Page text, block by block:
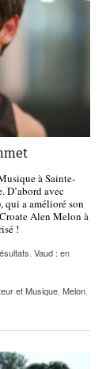
à Sainte-
D’abord avec
qui a amélioré son
Alen Melon à
!
Vaud : en
et Musique Melon